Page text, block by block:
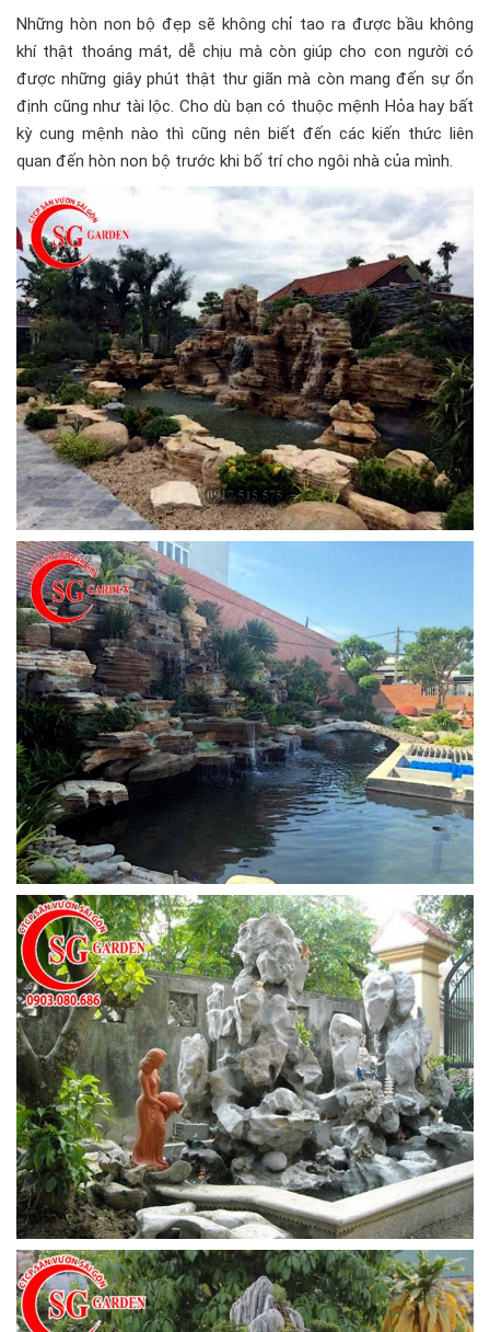
Những hòn non bộ đẹp sẽ không chỉ tao ra được bầu không
khí thật thoáng mát, dễ chịu mà còn giúp cho con người có
được những giây phút thật thư giãn mà còn mang đến sự ổn
định cũng như tài lộc. Cho dù bạn có thuộc mệnh Hỏa hay bất
kỳ cung mệnh nào thì cũng nên biết đến các kiến thức liên
quan đến hòn non bộ trước khi bố trí cho ngôi nhà của mình.